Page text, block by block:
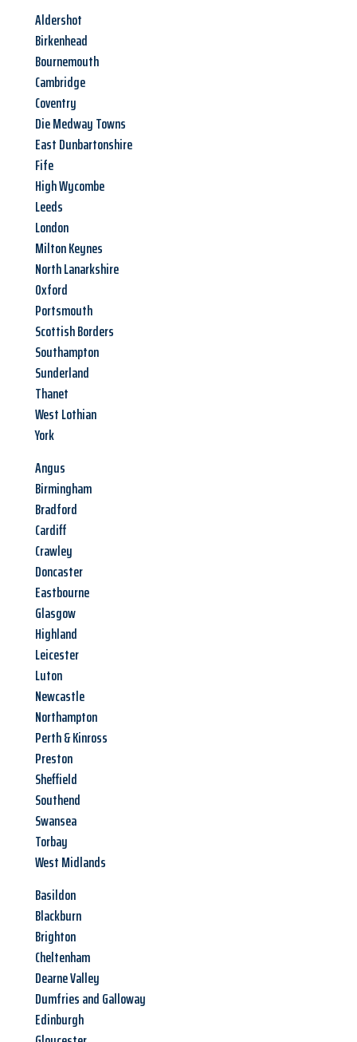
Aldershot
Birkenhead
Bournemouth
Cambridge
Coventry
Die Medway Towns
East Dunbartonshire
Fife
High Wycombe
Leeds
London
Milton Keynes
North Lanarkshire
Oxford
Portsmouth
Scottish Borders
Southampton
Sunderland
Thanet
West Lothian
York
Angus
Birmingham
Bradford
Cardiff
Crawley
Doncaster
Eastbourne
Glasgow
Highland
Leicester
Luton
Newcastle
Northampton
Perth & Kinross
Preston
Sheffield
Southend
Swansea
Torbay
West Midlands
Basildon
Blackburn
Brighton
Cheltenham
Dearne Valley
Dumfries and Galloway
Edinburgh